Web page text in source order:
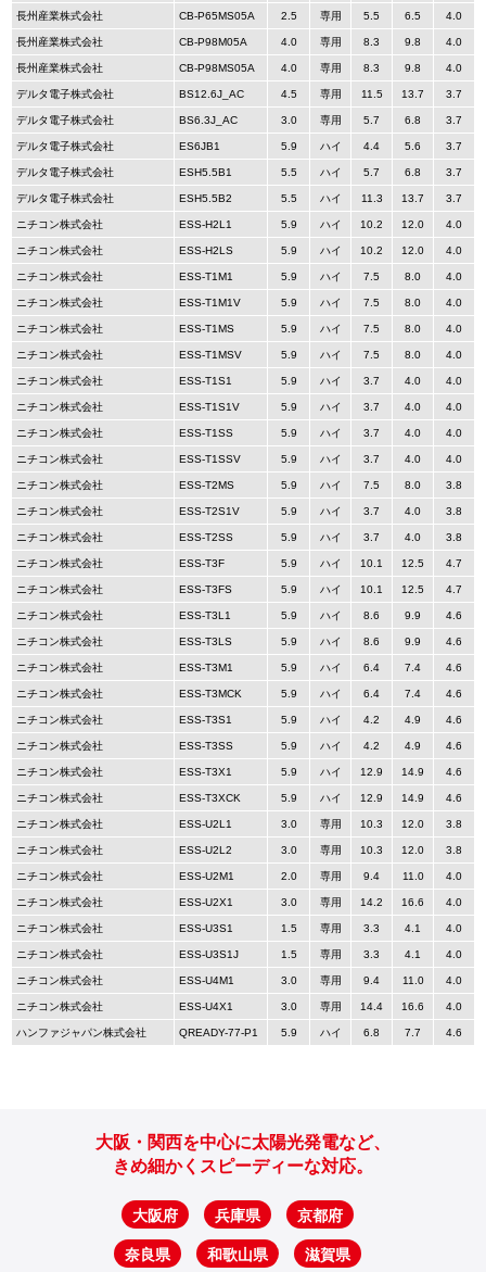
長州産業株式会社 CB-P65MS05A 2.5 専用 5.5 6.5 4.0
長州産業株式会社 CB-P98M05A 4.0 専用 8.3 9.8 4.0
長州産業株式会社 CB-P98MS05A 4.0 専用 8.3 9.8 4.0
デルタ電子株式会社 BS12.6J_AC 4.5 専用 11.5 13.7 3.7
デルタ電子株式会社 BS6.3J_AC 3.0 専用 5.7 6.8 3.7
デルタ電子株式会社 ES6JB1 5.9 ハイ 4.4 5.6 3.7
デルタ電子株式会社 ESH5.5B1 5.5 ハイ 5.7 6.8 3.7
デルタ電子株式会社 ESH5.5B2 5.5 ハイ 11.3 13.7 3.7
ニチコン株式会社 ESS-H2L1 5.9 ハイ 10.2 12.0 4.0
ニチコン株式会社 ESS-H2LS 5.9 ハイ 10.2 12.0 4.0
ニチコン株式会社 ESS-T1M1 5.9 ハイ 7.5 8.0 4.0
ニチコン株式会社 ESS-T1M1V 5.9 ハイ 7.5 8.0 4.0
ニチコン株式会社 ESS-T1MS 5.9 ハイ 7.5 8.0 4.0
ニチコン株式会社 ESS-T1MSV 5.9 ハイ 7.5 8.0 4.0
ニチコン株式会社 ESS-T1S1 5.9 ハイ 3.7 4.0 4.0
ニチコン株式会社 ESS-T1S1V 5.9 ハイ 3.7 4.0 4.0
ニチコン株式会社 ESS-T1SS 5.9 ハイ 3.7 4.0 4.0
ニチコン株式会社 ESS-T1SSV 5.9 ハイ 3.7 4.0 4.0
ニチコン株式会社 ESS-T2MS 5.9 ハイ 7.5 8.0 3.8
ニチコン株式会社 ESS-T2S1V 5.9 ハイ 3.7 4.0 3.8
ニチコン株式会社 ESS-T2SS 5.9 ハイ 3.7 4.0 3.8
ニチコン株式会社 ESS-T3F 5.9 ハイ 10.1 12.5 4.7
ニチコン株式会社 ESS-T3FS 5.9 ハイ 10.1 12.5 4.7
ニチコン株式会社 ESS-T3L1 5.9 ハイ 8.6 9.9 4.6
ニチコン株式会社 ESS-T3LS 5.9 ハイ 8.6 9.9 4.6
ニチコン株式会社 ESS-T3M1 5.9 ハイ 6.4 7.4 4.6
ニチコン株式会社 ESS-T3MCK 5.9 ハイ 6.4 7.4 4.6
ニチコン株式会社 ESS-T3S1 5.9 ハイ 4.2 4.9 4.6
ニチコン株式会社 ESS-T3SS 5.9 ハイ 4.2 4.9 4.6
ニチコン株式会社 ESS-T3X1 5.9 ハイ 12.9 14.9 4.6
ニチコン株式会社 ESS-T3XCK 5.9 ハイ 12.9 14.9 4.6
ニチコン株式会社 ESS-U2L1 3.0 専用 10.3 12.0 3.8
ニチコン株式会社 ESS-U2L2 3.0 専用 10.3 12.0 3.8
ニチコン株式会社 ESS-U2M1 2.0 専用 9.4 11.0 4.0
ニチコン株式会社 ESS-U2X1 3.0 専用 14.2 16.6 4.0
ニチコン株式会社 ESS-U3S1 1.5 専用 3.3 4.1 4.0
ニチコン株式会社 ESS-U3S1J 1.5 専用 3.3 4.1 4.0
ニチコン株式会社 ESS-U4M1 3.0 専用 9.4 11.0 4.0
ニチコン株式会社 ESS-U4X1 3.0 専用 14.4 16.6 4.0
ハンファジャパン株式会社 QREADY-77-P1 5.9 ハイ 6.8 7.7 4.6
大阪・関西を中心に太陽光発電など、
きめ細かくスピーディーな対応。
大阪府 兵庫県 京都府
奈良県 和歌山県 滋賀県